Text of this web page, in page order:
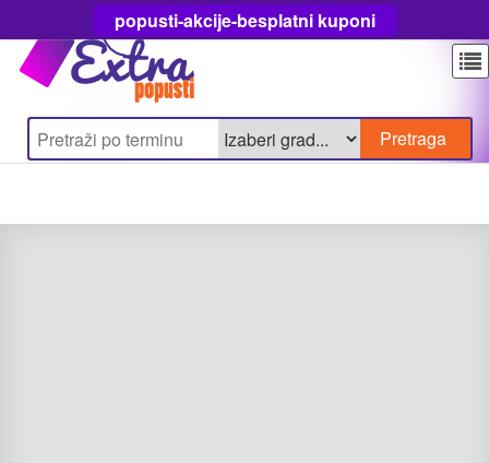
popusti-akcije-besplatni kuponi